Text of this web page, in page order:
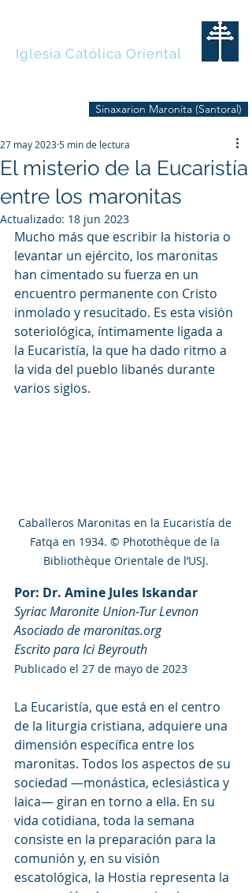
Iglesia Católica Oriental
Sinaxarion Maronita (Santoral)
El misterio de la Eucaristía
entre los maronitas
27 may 20235 min de lectura
Actualizado: 18 jun 2023
Mucho más que escribir la historia o
levantar un ejército, los maronitas
han cimentado su fuerza en un
encuentro permanente con Cristo
inmolado y resucitado. Es esta visión
soteriológica, íntimamente ligada a
la Eucaristía, la que ha dado ritmo a
la vida del pueblo libanés durante
varios siglos.
Caballeros Maronitas en la Eucaristía de
Fatqa en 1934. © Photothèque de la
Bibliothèque Orientale de l’USJ.
Por: Dr. Amine Jules Iskandar
Syriac Maronite Union-Tur Levnon
Asociado de maronitas.org
Escrito para Ici Beyrouth
Publicado el 27 de mayo de 2023
La Eucaristía, que está en el centro
de la liturgia cristiana, adquiere una
dimensión específica entre los
maronitas. Todos los aspectos de su
sociedad —monástica, eclesiástica y
laica— giran en torno a ella. En su
vida cotidiana, toda la semana
consiste en la preparación para la
comunión y, en su visión
escatológica, la Hostia representa la